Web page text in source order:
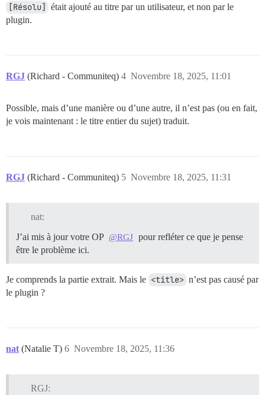
[Résolu]
était ajouté au titre par un utilisateur, et non par le
plugin.
RGJ (Richard - Communiteq) Novembre 18, 2025, 11:01
4
Possible, mais d’une manière ou d’une autre, il n’est pas (ou en fait,
je vois maintenant : le titre entier du sujet) traduit.
RGJ (Richard - Communiteq) Novembre 18, 2025, 11:31
5
nat:
J’ai mis à jour votre OP @RGJ pour refléter ce que je pense
être le problème ici.
Je comprends la partie extrait. Mais le <title> n’est pas causé par
le plugin ?
nat (Natalie T) Novembre 18, 2025, 11:36
6
RGJ: